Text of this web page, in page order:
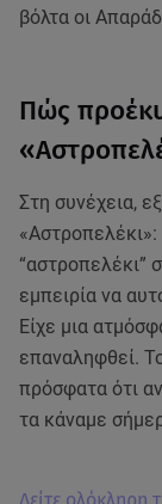
βόλτα οι
Πώς
Στη συνέχεια,
«Αστροπελέκι»:
“αστροπελέκι”
εμπειρία να
Είχε μια
επαναληφθεί.
πρόσφατα ότι
τα κάναμε